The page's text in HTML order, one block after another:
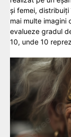
și femei,
mai multe imagini
evalueze gradul
10, unde 10